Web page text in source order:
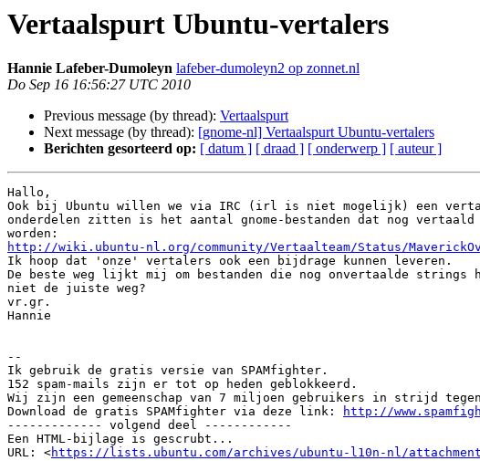
Vertaalspurt Ubuntu-vertalers
Hannie Lafeber-Dumoleyn lafeber-dumoleyn2 op zonnet.nl
Do Sep 16 16:56:27 UTC 2010
Previous message (by thread): Vertaalspurt
Next message (by thread): [gnome-nl] Vertaalspurt Ubuntu-vertalers
Berichten gesorteerd op: [ datum ] [ draad ] [ onderwerp ] [ auteur ]
Hallo,
Ook bij Ubuntu willen we via IRC (irl is niet mogelijk) een
onderdelen zitten is het aantal gnome-bestanden dat nog
http://wiki.ubuntu-nl.org/community/Vertaalteam/Status/
Ik hoop dat 'onze' vertalers ook een bijdrage kunnen leveren.
De beste weg lijkt mij om bestanden die nog onvertaalde
niet de juiste weg?
vr.gr.
Hannie
--
Ik gebruik de gratis versie van SPAMfighter.
152 spam-mails zijn er tot op heden geblokkeerd.
Wij zijn een gemeenschap van 7 miljoen gebruikers in strijd tegen
Download de gratis SPAMfighter via deze link:
http://
------------- volgend deel ------------
Een HTML-bijlage is gescrubt...
URL: <https://lists.ubuntu.com/archives/ubuntu-l10n-nl/